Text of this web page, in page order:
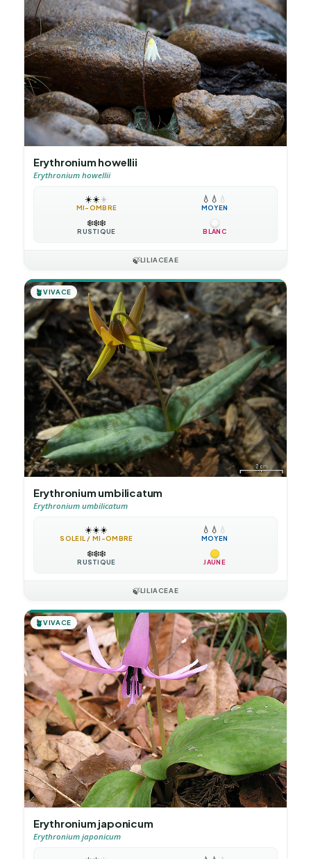
Erythronium howellii
Erythronium howellii
☀️☀️☀️
MI-OMBRE
💧 💧 💧
MOYEN
❄️❄️❄️
RUSTIQUE BLANC
🍃LILIACEAE
🪴VIVACE
Erythronium umbilicatum
Erythronium umbilicatum
☀️☀️☀️
SOLEIL / MI-OMBRE
💧 💧 💧
MOYEN
❄️❄️❄️
RUSTIQUE JAUNE
🍃LILIACEAE
🪴VIVACE
Erythronium japonicum
Erythronium japonicum